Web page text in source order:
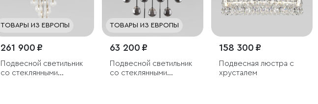
ТОВАРЫ ИЗ ЕВРОПЫ
261 900 ₽
Подвесной светильник
со стеклянными
ТОВАРЫ ИЗ ЕВРОПЫ
63 200 ₽
Подвесной светильник
со стеклянными
158 300 ₽
Подвесная люстра с
хрусталем